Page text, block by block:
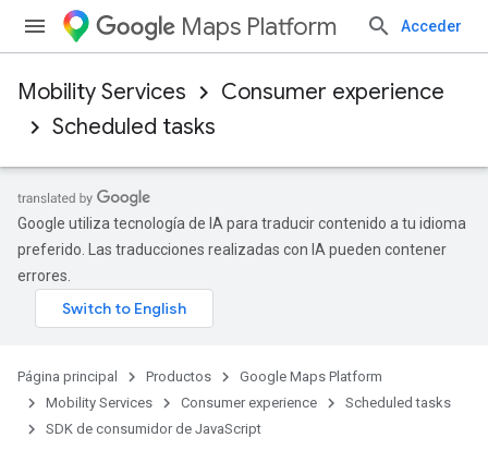
Maps Platform Acceder
Mobility Services
Consumer experience
Scheduled tasks
Google utiliza tecnología de IA para traducir contenido a tu idioma
preferido. Las traducciones realizadas con IA pueden contener
errores.
Página principal Productos
Google Maps Platform
Mobility Services
Consumer experience
Scheduled tasks
SDK de consumidor de JavaScript